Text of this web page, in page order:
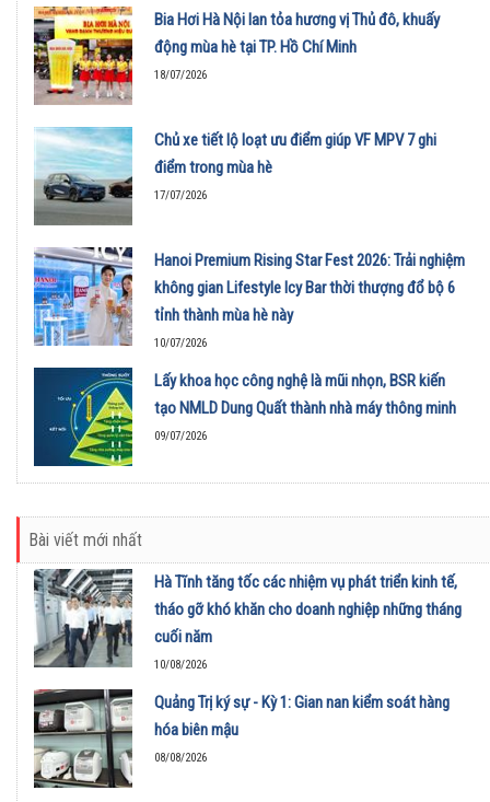
Bia Hơi Hà Nội lan tỏa hương vị Thủ đô, khuấy
động mùa hè tại TP. Hồ Chí Minh
18/07/2026
Chủ xe tiết lộ loạt ưu điểm giúp VF MPV 7 ghi
điểm trong mùa hè
17/07/2026
Hanoi Premium Rising Star Fest 2026: Trải nghiệm
không gian Lifestyle Icy Bar thời thượng đổ bộ 6
tỉnh thành mùa hè này
10/07/2026
Lấy khoa học công nghệ là mũi nhọn, BSR kiến
tạo NMLD Dung Quất thành nhà máy thông minh
09/07/2026
Bài viết mới nhất
Hà Tĩnh tăng tốc các nhiệm vụ phát triển kinh tế,
tháo gỡ khó khăn cho doanh nghiệp những tháng
cuối năm
10/08/2026
Quảng Trị ký sự - Kỳ 1: Gian nan kiểm soát hàng
hóa biên mậu
08/08/2026